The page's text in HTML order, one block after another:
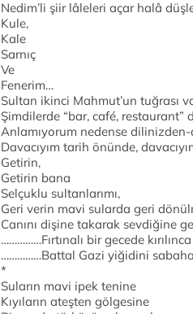
Nedim’li şiir lâleleri açar halâ
Kule,
Kale
Sarnıç
Ve
Fenerim…
Sultan ikinci Mahmut’un tuğrası
Şimdilerde “bar, café, restaurant”
Anlamıyorum nedense
Davacıyım tarih önünde,
Getirin,
Getirin bana
Selçuklu sultanlarımı,
Geri verin mavi sularda geri
Canını dişine takarak sevdiğine
……………Fırtınalı bir gecede
……………Battal Gazi yiğidini
*
Suların mavi ipek tenine
Kıyıların ateşten gölgesine